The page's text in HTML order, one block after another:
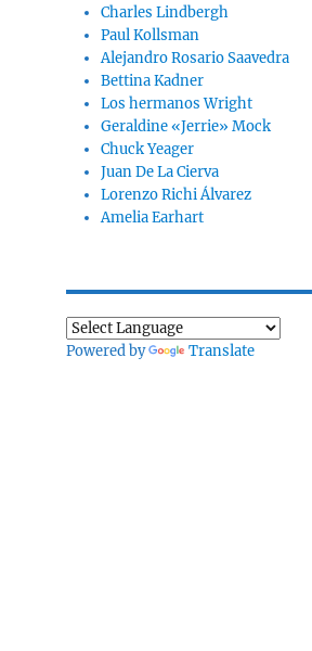
Charles Lindbergh
Paul Kollsman
Alejandro Rosario Saavedra
Bettina Kadner
Los hermanos Wright
Geraldine «Jerrie» Mock
Chuck Yeager
Juan De La Cierva
Lorenzo Richi Álvarez
Amelia Earhart
Powered by Translate